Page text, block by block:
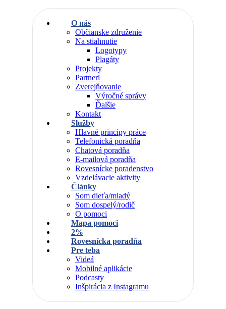
O nás
Občianske združenie
Na stiahnutie
Logotypy
Plagáty
Projekty
Partneri
Zverejňovanie
Výročné správy
Ďalšie
Kontakt
Služby
Hlavné princípy práce
Telefonická poradňa
Chatová poradňa
E-mailová poradňa
Rovesnícke poradenstvo
Vzdelávacie aktivity
Články
Som dieťa/mladý
Som dospelý/rodič
O pomoci
Mapa pomoci
2%
Rovesnícka poradňa
Pre teba
Videá
Mobilné aplikácie
Podcasty
Inšpirácia z Instagramu